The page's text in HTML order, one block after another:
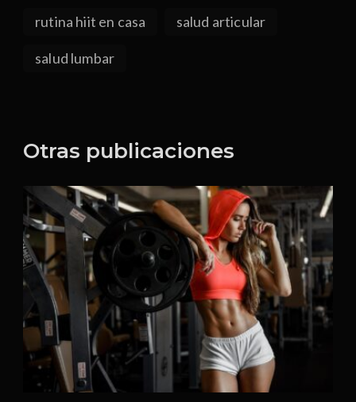
rutina hiit en casa salud articular
salud lumbar
Otras publicaciones